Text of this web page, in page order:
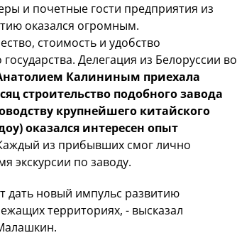
и почетные гости предприятия из
оказался огромным.
стоимость и удобство
Делегация из Белоруссии во
Калининым приехала
строительство подобного завода
крупнейшего китайского
оказался интересен опыт
из прибывших смог лично
экскурсии по заводу.
дать новый импульс развитию
территориях, - высказал